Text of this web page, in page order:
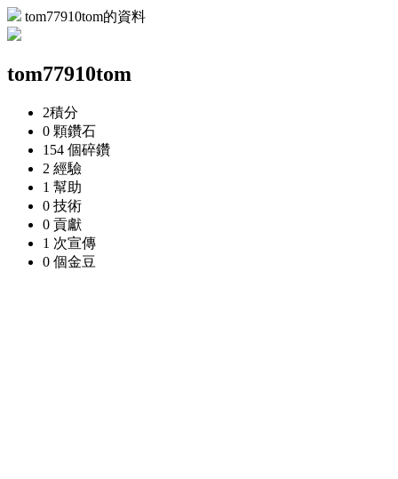
tom77910tom的資料
tom77910tom
2積分
0 顆鑽石
154 個碎鑽
2 經驗
1 幫助
0 技術
0 貢獻
1 次宣傳
0 個金豆